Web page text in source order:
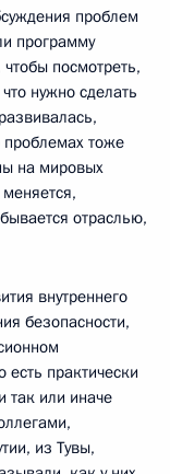
проблем
программу
посмотреть,
нужно сделать
тоже
на мировых
отраслью,
внутреннего
безопасности,
практически
так или иначе
из Тувы,